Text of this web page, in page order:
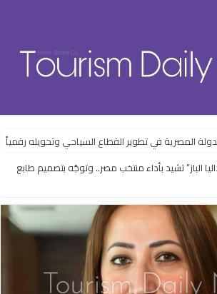
الباز” تشيد بأداء منتخب مصر.. وتوجّه بتصميم طابع